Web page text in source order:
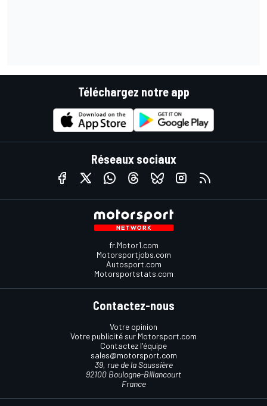
Téléchargez notre app
Réseaux sociaux
fr.Motor1.com
Motorsportjobs.com
Autosport.com
Motorsportstats.com
Contactez-nous
Votre opinion
Votre publicité sur Motorsport.com
Contactez l'équipe
sales@motorsport.com
39, rue de la Saussière
92100 Boulogne-Billancourt
France